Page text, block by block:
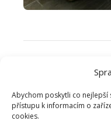
Abychom poskytli co nejlepší
přístupu k informacím o
cookies.